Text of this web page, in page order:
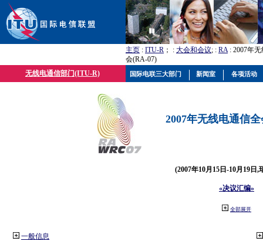
主页 : ITU-R ； : 大会和会议; : RA: 2007年
会(RA-07)
无线电通信部门(ITU-R)
2007年无线电通信
(2007年10月15日-10月19日,
«决议汇编»
全部展开
一般信息
国际电联三大部门 新闻室 各项活动